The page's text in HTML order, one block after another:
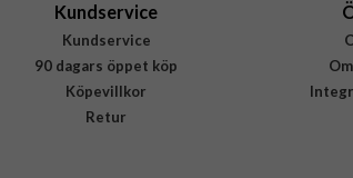
Kundservice
Kundservice
90 dagars öppet köp
Köpevillkor
Retur